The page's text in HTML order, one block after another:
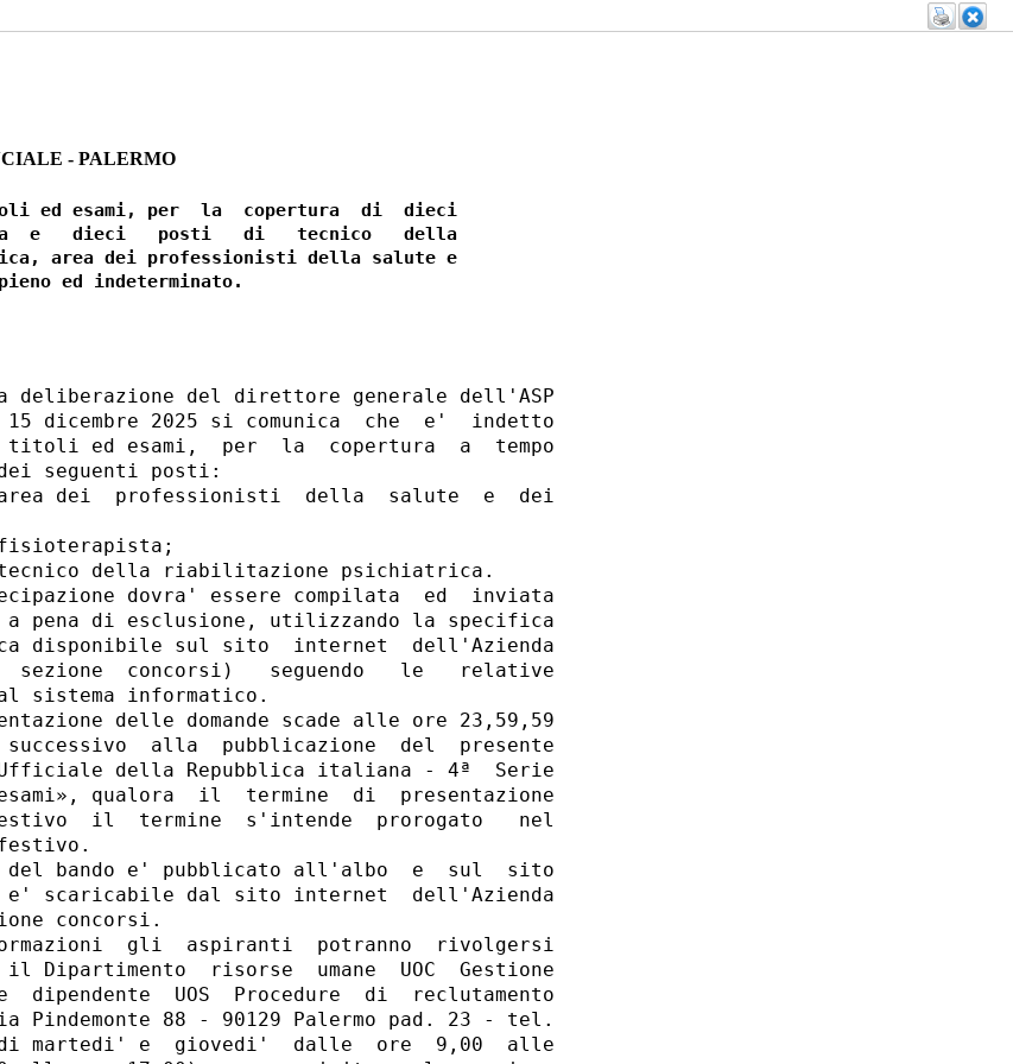
- PALERMO
ed esami, per  la  copertura  di  dieci
e   dieci   posti   di   tecnico   della
area dei professionisti della salute e
deliberazione del direttore generale dell'ASP
dicembre 2025 si comunica  che  e'  indetto
titoli ed esami,  per  la  copertura  a  tempo
seguenti posti:
dei  professionisti  della  salute  e  dei
della riabilitazione psichiatrica.
dovra' essere compilata  ed  inviata
pena di esclusione, utilizzando la specifica
disponibile sul sito  internet  dell'Azienda
-  sezione  concorsi)   seguendo   le   relative
sistema informatico.
delle domande scade alle ore 23,59,59
alla  pubblicazione  del  presente
della Repubblica italiana - 4ª  Serie
qualora  il  termine  di  presentazione
il  termine  s'intende  prorogato   nel
festivo.
bando e' pubblicato all'albo  e  sul  sito
e' scaricabile dal sito internet  dell'Azienda
concorsi.
gli  aspiranti  potranno  rivolgersi
il Dipartimento  risorse  umane  UOC  Gestione
dipendente  UOS  Procedure  di  reclutamento
Pindemonte 88 - 90129 Palermo pad. 23 - tel.
di martedi' e  giovedi'  dalle  ore  9,00  alle